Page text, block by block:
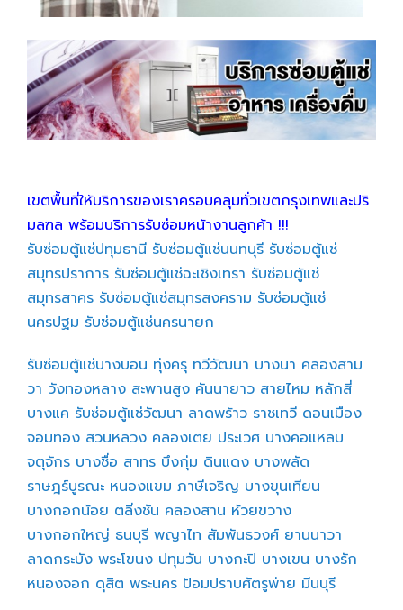
เขตพื้นที่ให้บริการของเราครอบคลุมทั่วเขตกรุงเทพและปริ
มลฑล พร้อมบริการรับซ่อมหน้างานลูกค้า !!!
รับซ่อมตู้แช่ปทุมธานี รับซ่อมตู้แช่นนทบุรี รับซ่อมตู้แช่
สมุทรปราการ รับซ่อมตู้แช่ฉะเชิงเทรา รับซ่อมตู้แช่
สมุทรสาคร รับซ่อมตู้แช่สมุทรสงคราม รับซ่อมตู้แช่
นครปฐม รับซ่อมตู้แช่นครนายก
รับซ่อมตู้แช่บางบอน ทุ่งครุ ทวีวัฒนา บางนา คลองสาม
วา วังทองหลาง สะพานสูง คันนายาว สายไหม หลักสี่
บางแค รับซ่อมตู้แช่วัฒนา ลาดพร้าว ราชเทวี ดอนเมือง
จอมทอง สวนหลวง คลองเตย ประเวศ บางคอแหลม
จตุจักร บางซื่อ สาทร บึงกุ่ม ดินแดง บางพลัด
ราษฎร์บูรณะ หนองแขม ภาษีเจริญ บางขุนเทียน
บางกอกน้อย ตลิ่งชัน คลองสาน ห้วยขวาง
บางกอกใหญ่ ธนบุรี พญาไท สัมพันธวงศ์ ยานนาวา
ลาดกระบัง พระโขนง ปทุมวัน บางกะปิ บางเขน บางรัก
หนองจอก ดุสิต พระนคร ป้อมปราบศัตรูพ่าย มีนบุรี